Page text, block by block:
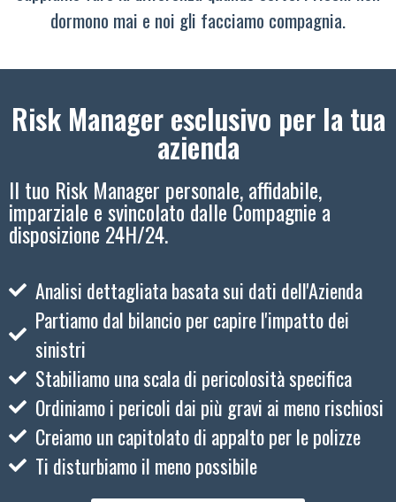
dormono mai e noi gli facciamo compagnia.
Risk Manager esclusivo per la tua
azienda
Il tuo Risk Manager personale, affidabile,
imparziale e svincolato dalle Compagnie a
disposizione 24H/24.
Analisi dettagliata basata sui dati dell'Azienda
Partiamo dal bilancio per capire l'impatto dei
sinistri
Stabiliamo una scala di pericolosità specifica
Ordiniamo i pericoli dai più gravi ai meno rischiosi
Creiamo un capitolato di appalto per le polizze
Ti disturbiamo il meno possibile